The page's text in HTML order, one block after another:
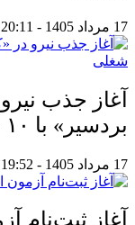
17 مرداد 1405 - 20:11
آغاز جذب
بردسیر» با ۱۰ عنوان شغلی
17 مرداد 1405 - 19:52
آغاز ثبت‌نام